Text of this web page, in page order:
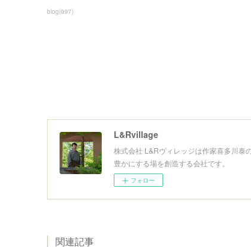
blog(997)
L&Rvillage
株式会社 L&Rヴィレッジは作家喜多川泰
豊かにする場を創造する会社です。
フォロー
関連記事